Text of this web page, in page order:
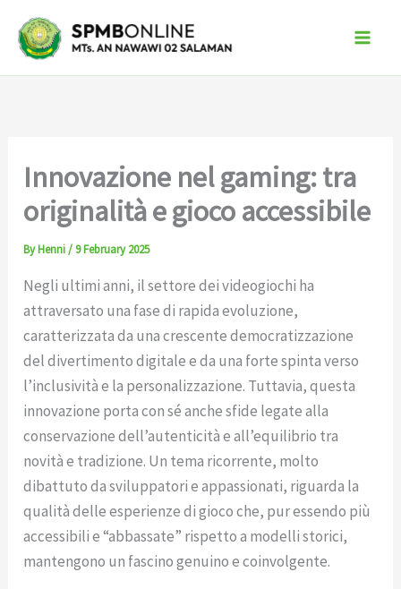
content
Innovazione nel gaming: tra
originalità e gioco accessibile
ByHenni/ 9 February 2025
Negli ultimi anni, il settore dei videogiochi ha
attraversato una fase di rapida evoluzione,
caratterizzata da una crescente democratizzazione
del divertimento digitale e da una forte spinta verso
l’inclusività e la personalizzazione. Tuttavia, questa
innovazione porta con sé anche sfide legate alla
conservazione dell’autenticità e all’equilibrio tra
novità e tradizione. Un tema ricorrente, molto
dibattuto da sviluppatori e appassionati, riguarda la
qualità delle esperienze di gioco che, pur essendo più
accessibili e “abbassate” rispetto a modelli storici,
mantengono un fascino genuino e coinvolgente.